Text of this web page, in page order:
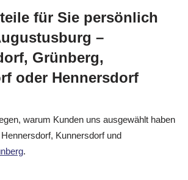
für Sie persönlich
–
Grünberg,
oder Hennersdorf
warum Kunden uns ausgewählt haben
Kunnersdorf und
.